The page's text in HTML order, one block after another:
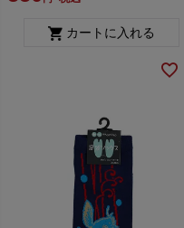
カートに入れる